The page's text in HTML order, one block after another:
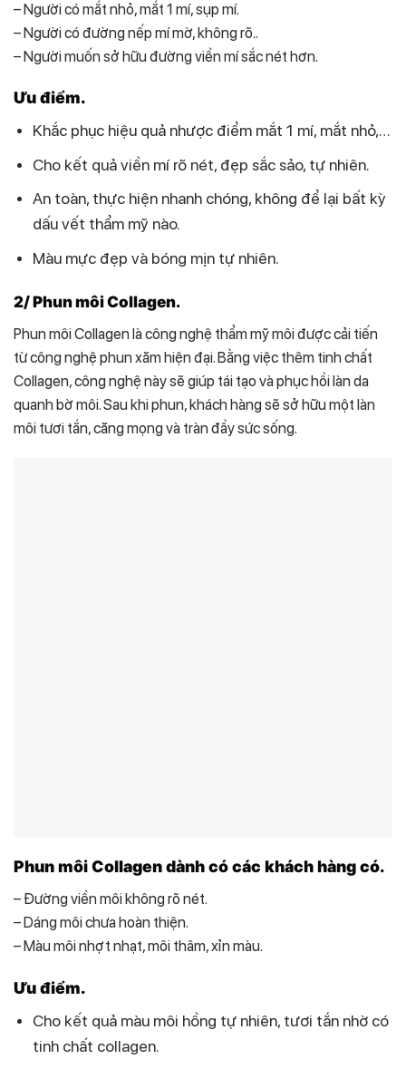
– Người có mắt nhỏ, mắt 1 mí, sụp mí.
– Người có đường nếp mí mờ, không rõ..
– Người muốn sở hữu đường viền mí sắc nét hơn.
Ưu điểm.
Khắc phục hiệu quả nhược điểm mắt 1 mí, mắt nhỏ,…
Cho kết quả viền mí rõ nét, đẹp sắc sảo, tự nhiên.
An toàn, thực hiện nhanh chóng, không để lại bất kỳ
dấu vết thẩm mỹ nào.
Màu mực đẹp và bóng mịn tự nhiên.
2/ Phun môi Collagen.
Phun môi Collagen là công nghệ thẩm mỹ môi được cải tiến
từ công nghệ phun xăm hiện đại. Bằng việc thêm tinh chất
Collagen, công nghệ này sẽ giúp tái tạo và phục hồi làn da
quanh bờ môi. Sau khi phun, khách hàng sẽ sở hữu một làn
môi tươi tắn, căng mọng và tràn đầy sức sống.
Phun môi Collagen dành có các khách hàng có.
– Đường viền môi không rõ nét.
– Dáng môi chưa hoàn thiện.
– Màu môi nhợt nhạt, môi thâm, xỉn màu.
Ưu điểm.
Cho kết quả màu môi hồng tự nhiên, tươi tắn nhờ có
tinh chất collagen.